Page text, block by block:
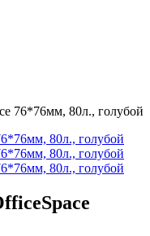
76*76мм, 80л., голубой